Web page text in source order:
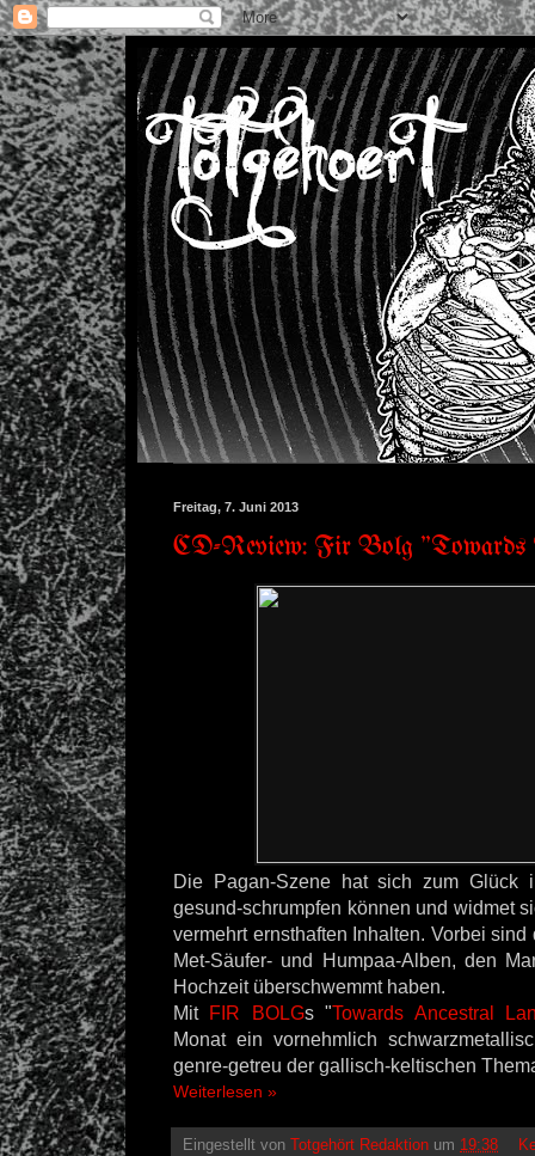
Freitag, 7. Juni 2013
CD-Review: Fir Bolg "Towards
Die Pagan-Szene hat sich zum Glück
gesund-schrumpfen können und widmet
vermehrt ernsthaften Inhalten. Vorbei
Met-Säufer- und Humpaa-Alben, den
Hochzeit überschwemmt haben.
Mit FIR BOLGs "Towards Ancestral
Monat ein vornehmlich
genre-getreu der gallisch-keltischen
Weiterlesen »
Eingestellt von Totgehört Redaktion um 19:38